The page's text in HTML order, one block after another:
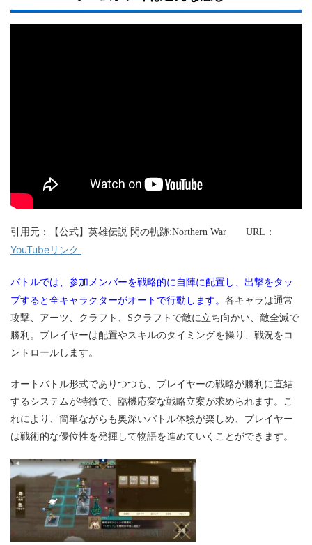
引用元：【公式】英雄伝説 閃の軌跡:Northern War URL：
YouTubeリンク
バトルでは、参加メンバーを戦略的に自陣に配置し、出撃をタッ
プすると全キャラクターがオートで行動します。 各キャラは通常
攻撃、アーツ、クラフト、Sクラフトで敵に立ち向かい、敵全滅で
勝利。プレイヤーは配置やスキルのタイミングを操り、戦況をコ
ントロールします。
オートバトル形式でありつつも、プレイヤーの戦略が勝利に直結
するシステムが特徴で、臨機応変な戦略立案が求められます。こ
れにより、簡単ながらも奥深いバトル体験が楽しめ、プレイヤー
は戦術的な優位性を発揮して物語を進めていくことができます。